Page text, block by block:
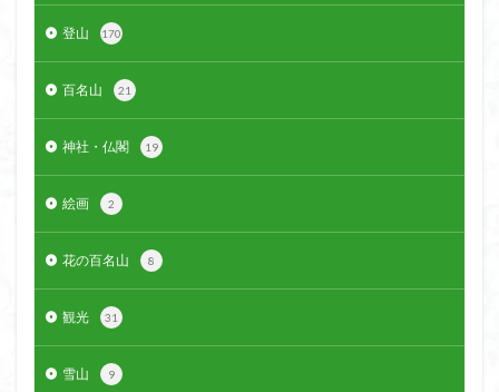
登山 170
百名山 21
神社・仏閣 19
絵画 2
花の百名山 8
観光 31
雪山 9